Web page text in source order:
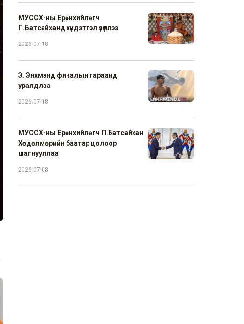
МУССХ-ны Ерөнхийлөгч
П.Батсайханд хүндэтгэл үзүүллээ
2026-07-18
Э. Энхмэнд финалын гараанд
уралдлаа
2026-07-18
МУССХ-ны Ерөнхийлөгч П.Батсайхан
Хөдөлмөрийн баатар цолоор
шагнууллаа
2026-07-08